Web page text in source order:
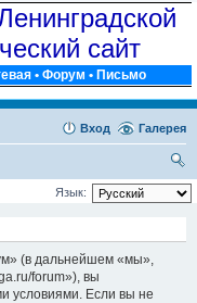
сайт
• Форум • Письмо
Галерея
Вход
ои
Язык:
(в дальнейшем «мы»,
forum»), вы
условиями. Если вы не